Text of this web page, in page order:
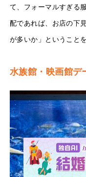
て、フォーマルすぎる
配であれば、お店の下
が多いか」ということ
水族館・映画館デ